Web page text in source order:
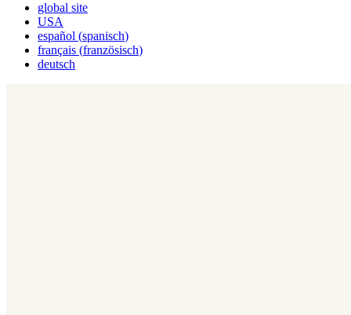
global site
USA
español (spanisch)
français (französisch)
deutsch